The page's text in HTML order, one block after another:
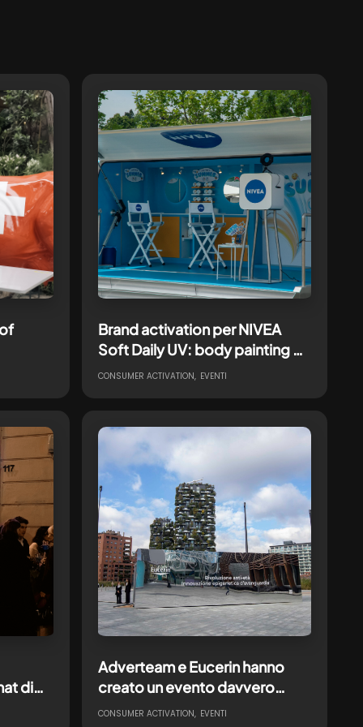
CONSUMER ACTIVATION EVENTI
Brand activation per NIVEA
Soft Daily UV: body painting al
Nameless Music Festival
di
CONSUMER ACTIVATION EVENTI
Adverteam e Eucerin hanno
creato un evento davvero
unico per il lancio del nuovo